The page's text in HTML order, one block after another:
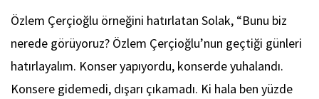
Özlem Çerçioğlu örneğini hatırlatan Solak, “Bunu biz
nerede görüyoruz? Özlem Çerçioğlu’nun geçtiği günleri
hatırlayalım. Konser yapıyordu, konserde yuhalandı.
Konsere gidemedi, dışarı çıkamadı. Ki hala ben yüzde